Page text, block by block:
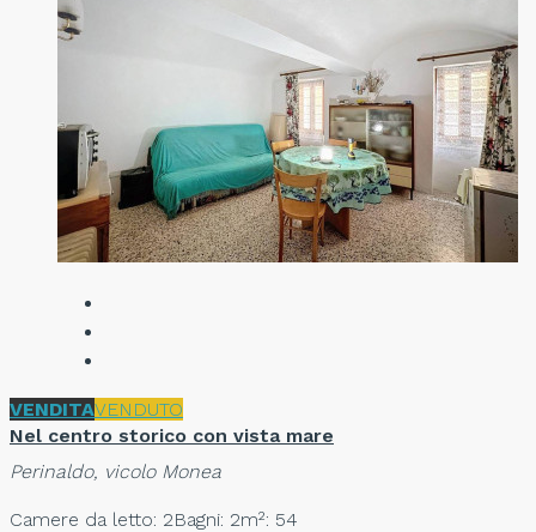
VENDITAVENDUTO
Nel centro storico con vista mare
Perinaldo, vicolo Monea
Camere da letto: 2Bagni: 2m²: 54